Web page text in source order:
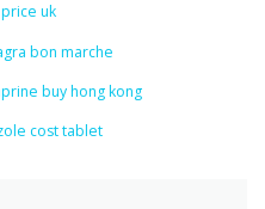
uk
bon marche
buy hong kong
cost tablet